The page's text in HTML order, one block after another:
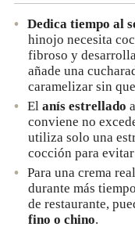
Dedica tiempo al
hinojo necesita
fibroso y
añade una
caramelizar sin
El anís estrellado
conviene no
utiliza solo una
cocción para
Para una crema
durante más
de restaurante,
fino o chino.